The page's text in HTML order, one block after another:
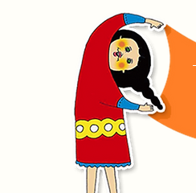
8月1日(土)土曜夜市ステージ
のお知らせ